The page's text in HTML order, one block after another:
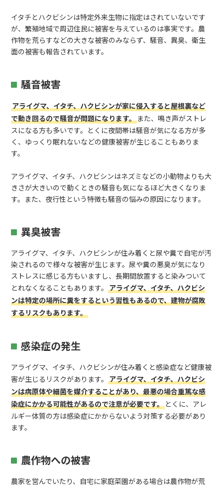
イタチとハクビシンは特定外来生物に指定はされていないです
が、繁殖地域で周辺住民に被害を与えているのは事実です。農
作物を荒らすなどの大きな被害のみならず、騒音、異臭、衛生
面の被害も報告されています。
騒音被害
アライグマ、イタチ、ハクビシンが家に侵入すると屋根裏など
で動き回るので騒音が問題になります。また、鳴き声がストレ
スになる方も多いです。とくに夜間帯は騒音が気になる方が多
く、ゆっくり眠れないなどの健康被害が生じることもありま
す。
アライグマ、イタチ、ハクビシンはネズミなどの小動物よりも大
きさが大きいので動くときの騒音も気になるほど大きくなりま
す。また、夜行性という特徴も騒音の悩みの原因になります。
異臭被害
アライグマ、イタチ、ハクビシンが住み着くと尿や糞で自宅が汚
染されるので様々な被害が生じます。尿や糞の悪臭が気になり
ストレスに感じる方もいますし、長期間放置すると染みついて
とれなくなることもあります。アライグマ、イタチ、ハクビシ
ンは特定の場所に糞をするという習性もあるので、建物が腐敗
するリスクもあります。
感染症の発生
アライグマ、イタチ、ハクビシンが住み着くと感染症など健康被
害が生じるリスクがあります。アライグマ、イタチ、ハクビシ
ンは病原体や細菌を媒介することがあり、最悪の場合重篤な感
染症にかかる可能性があるので注意が必要です。とくに、アレ
ルギー体質の方は感染症にかからないよう対策する必要があり
ます。
農作物への被害
農家を営んでいたり、自宅に家庭菜園がある場合は農作物が荒